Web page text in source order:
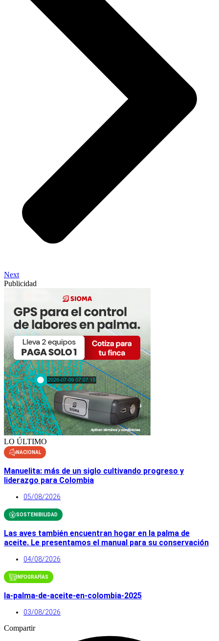
Next
Publicidad
LO ÚLTIMO
NACIONAL
Manuelita: más de un siglo cultivando progreso y
liderazgo para Colombia
05/08/2026
SOSTENIBILIDAD
Las aves también encuentran hogar en la palma de
aceite. Le presentamos el manual para su conservación
04/08/2026
INFOGRAFÍAS
la-palma-de-aceite-en-colombia-2025
03/08/2026
Compartir